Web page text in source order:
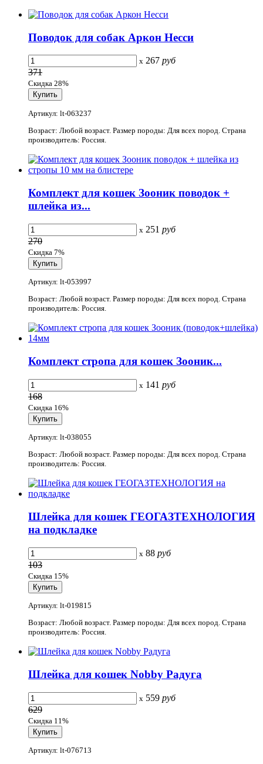
Поводок для собак Аркон Несси
x 267 руб
371
Скидка 28%
Артикул: lt-063237
Возраст: Любой возраст. Размер породы: Для всех пород. Страна
производитель: Россия.
Комплект для кошек Зооник поводок +
шлейка из...
x 251 руб
270
Скидка 7%
Артикул: lt-053997
Возраст: Любой возраст. Размер породы: Для всех пород. Страна
производитель: Россия.
Комплект стропа для кошек Зооник...
x 141 руб
168
Скидка 16%
Артикул: lt-038055
Возраст: Любой возраст. Размер породы: Для всех пород. Страна
производитель: Россия.
Шлейка для кошек ГЕОГАЗТЕХНОЛОГИЯ
на подкладке
x 88 руб
103
Скидка 15%
Артикул: lt-019815
Возраст: Любой возраст. Размер породы: Для всех пород. Страна
производитель: Россия.
Шлейка для кошек Nobby Радуга
x 559 руб
629
Скидка 11%
Артикул: lt-076713